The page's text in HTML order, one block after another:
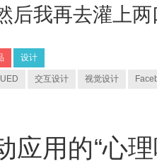
后我再去灌上
设计
UED 交互设计 视觉设计
应用的“心